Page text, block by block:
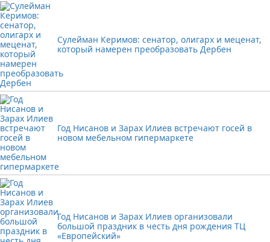
Сулейман Керимов: сенатор, олигарх и меценат,
который намерен преобразовать Дербен
Год Нисанов и Зарах Илиев встречают госей в
новом мебельном гипермаркете
Год Нисанов и Зарах Илиев организовали
большой праздник в честь дня рождения ТЦ
«Европейский»